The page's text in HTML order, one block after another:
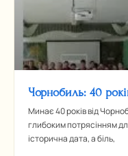
Чорнобиль: 40
Минає 40 років від
глибоким потрясінням
історична дата, а біль,